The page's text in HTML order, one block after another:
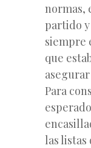
normas,
partido
siempre
que
Para
las listas